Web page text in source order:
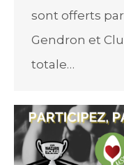
sont offerts
Gendron et
totale…